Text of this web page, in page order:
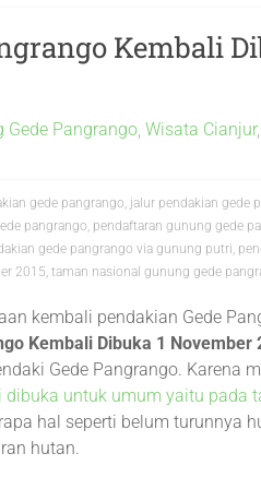
Kembali
Gede Pangrango, Wisata Cianjur,
gede pangrango, jalur pendakian gede
pangrango, pendaftaran gunung gede
gede pangrango via gunung putri,
2015, taman nasional gunung gede
kembali pendakian Gede
Kembali Dibuka 1 November
Gede Pangrango. Karena
dibuka untuk umum yaitu pada
hal seperti belum turunnya
hutan.